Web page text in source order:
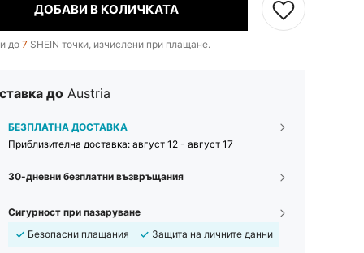
ДОБАВИ В КОЛИЧКАТА
до7 SHEIN точки, изчислени при плащане.
до Austria
БЕЗПЛАТНА ДОСТАВКА
Приблизителна доставка: август 12 - август 17
30-дневни безплатни възвръщания
Сигурност при пазаруване
Безопасни плащания
Защита на личните данни